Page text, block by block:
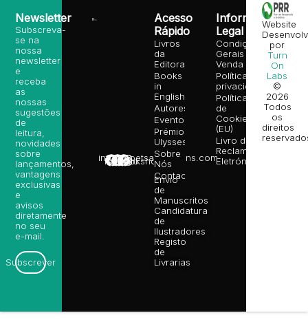
info@poetsandragons.com
Infantil
Adulto
Bookshop
Acesso
Rápido
Livros
da
Editora
Books
in
English
Autores
Eventos
Prémio
Ulysses
Sobre
Nós
Contactos
Envio
de
Manuscritos
Candidatura
de
Ilustradores
Registo
de
Livrarias
Informação
Legal
Condições
Gerais de
Venda
Política de
privacidade
Política
de
Cookies
(EU)
Livro de
Reclamações
Eletrónico
Newsletter
Subscreva-
se na
nossa
newsletter
e
receba
as
nossas
sugestões
de
leitura,
novidades
sobre
lançamentos,
vantagens
exclusivas
e
avisos
diretamente
no seu
e-mail.
Subscrever
Website
por
Turn
On
Labs
©
2026
Todos
os
direitos